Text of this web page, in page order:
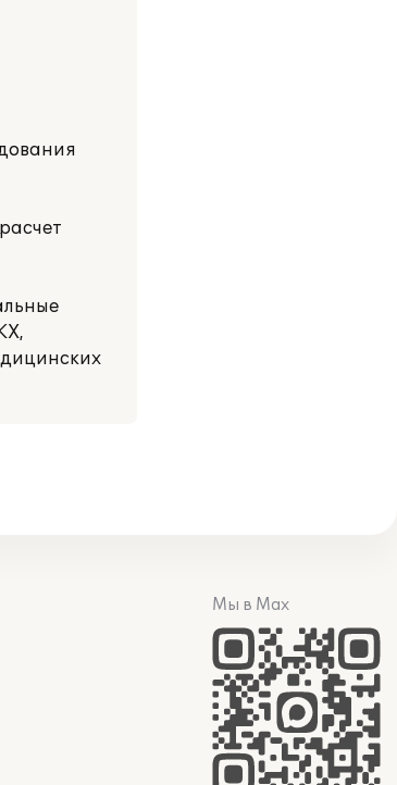
Мы в Max